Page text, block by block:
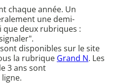
chaque année. Un
une demi-
que deux rubriques :
disponibles sur le site
la rubrique Grand N. Les
3 ans sont